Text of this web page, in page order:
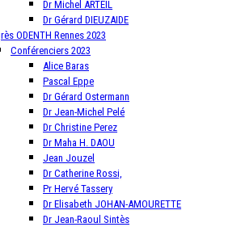
Dr Michel ARTEIL
Dr Gérard DIEUZAIDE
ODENTH Rennes 2023
Conférenciers 2023
Alice Baras
Pascal Eppe
Dr Gérard Ostermann
Dr Jean-Michel Pelé
Dr Christine Perez
Dr Maha H. DAOU
Jean Jouzel
Dr Catherine Rossi,
Pr Hervé Tassery
Dr Elisabeth JOHAN-AMOURETTE
Dr Jean-Raoul Sintès